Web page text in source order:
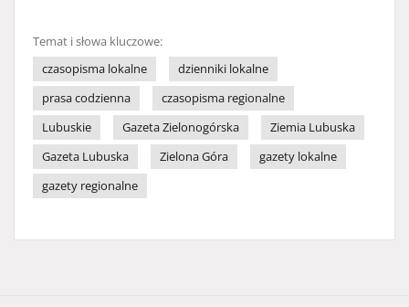
Temat i słowa kluczowe:
czasopisma lokalne
dzienniki lokalne
prasa codzienna
czasopisma regionalne
Lubuskie
Gazeta Zielonogórska
Ziemia Lubuska
Gazeta Lubuska
Zielona Góra
gazety lokalne
gazety regionalne